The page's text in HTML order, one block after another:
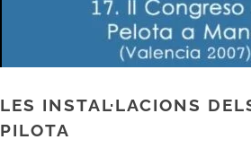
LES INSTAL·LACIONS
PILOTA